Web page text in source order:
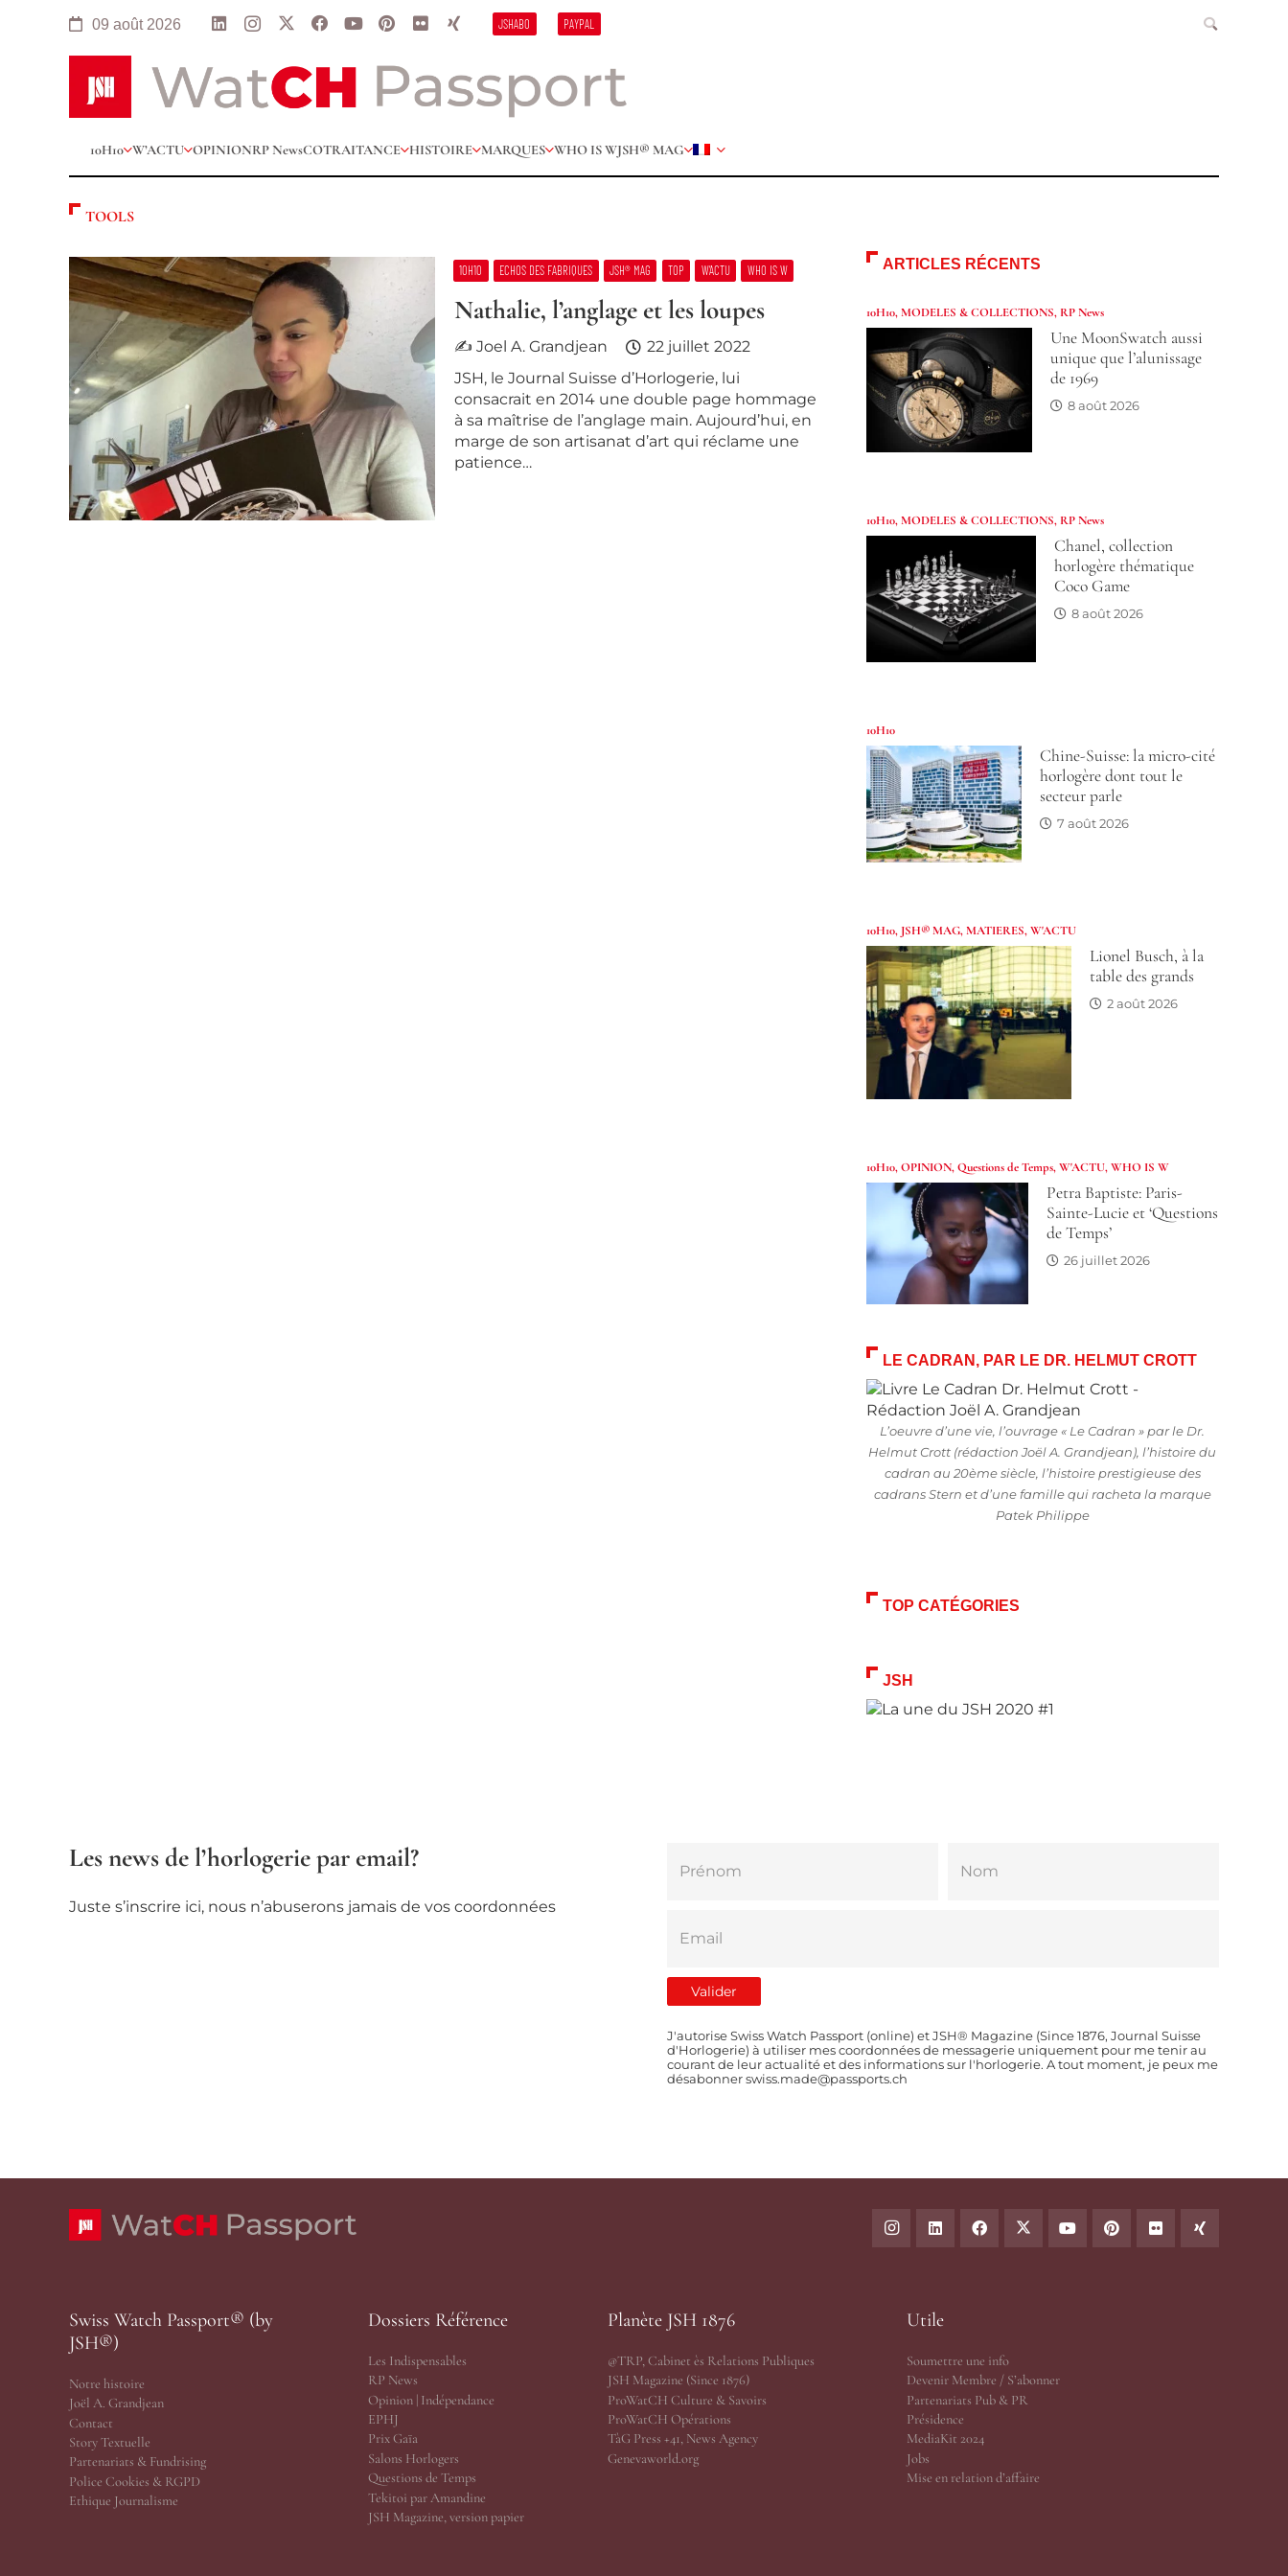
09 août 2026 JSHABO PAYPAL
10H10 W’ACTU OPINIONRP NewsCOTRAITANCE HISTOIRE MARQUES WHO IS WJSH® MAG
TOOLS
10H10 ECHOS DES FABRIQUES JSH® MAG TOP W’ACTU WHO IS W
Nathalie, l’anglage et les loupes
✍ Joel A. Grandjean
22 juillet 2022
JSH, le Journal Suisse d’Horlogerie, lui
consacrait en 2014 une double page hommage
à sa maîtrise de l’anglage main. Aujourd’hui, en
marge de son artisanat d’art qui réclame une
patience…
ARTICLES RÉCENTS
10H10,MODELES & COLLECTIONS, RP News
Une MoonSwatch aussi
unique que l’alunissage
de 1969
8 août 2026
10H10,MODELES & COLLECTIONS, RP News
Chanel, collection
horlogère thématique
Coco Game
8 août 2026
10H10
Chine-Suisse: la micro-cité
horlogère dont tout le
secteur parle
7 août 2026
10H10, JSH® MAG,MATIERES,W'ACTU
Lionel Busch, à la
table des grands
2 août 2026
10H10,OPINION,Questions de Temps,W'ACTU,WHO IS W
Petra Baptiste: Paris-
Sainte-Lucie et ‘Questions
de Temps’
26 juillet 2026
LE CADRAN, PAR LE DR. HELMUT CROTT
L’oeuvre d’une vie, l’ouvrage « Le Cadran » par le Dr.
Helmut Crott (rédaction Joël A. Grandjean), l’histoire du
cadran au 20ème siècle, l’histoire prestigieuse des
cadrans Stern et d’une famille qui racheta la marque
Patek Philippe
TOP CATÉGORIES
JSH
Les news de l’horlogerie par email?
Juste s’inscrire ici, nous n’abuserons jamais de vos coordonnées
J'autorise Swiss Watch Passport (online) et JSH® Magazine (Since 1876, Journal Suisse
d'Horlogerie) à utiliser mes coordonnées de messagerie uniquement pour me tenir au
courant de leur actualité et des informations sur l'horlogerie. A tout moment, je peux me
désabonner swiss.made@passports.ch
Swiss Watch Passport® (by
JSH®)
Notre histoire
Joël A. Grandjean
Contact
Story Textuelle
Partenariats & Fundrising
Police Cookies & RGPD
Ethique Journalisme
Dossiers Référence
Les Indispensables
RP News
Opinion | Indépendance
EPHJ
Prix Gaïa
Salons Horlogers
Questions de Temps
Tekitoi par Amandine
JSH Magazine, version papier
Planète JSH 1876
@TRP, Cabinet ès Relations Publiques
JSH Magazine (Since 1876)
ProWatCH Culture & Savoirs
ProWatCH Opérations
TàG Press +41, News Agency
Genevaworld.org
Utile
Soumettre une info
Devenir Membre / S’abonner
Partenariats Pub & PR
Présidence
MediaKit 2024
Jobs
Mise en relation d’affaire